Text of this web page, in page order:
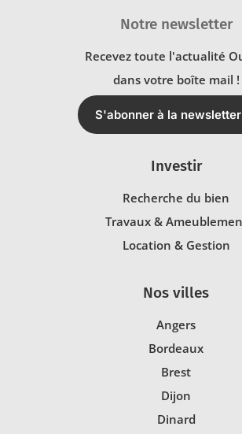
Notre newsletter
Recevez toute l'actualité
dans votre boîte mail !
S'abonner à la newsletter
Investir
Recherche du bien
Travaux &
Location & Gestion
Nos villes
Angers
Bordeaux
Brest
Dijon
Dinard